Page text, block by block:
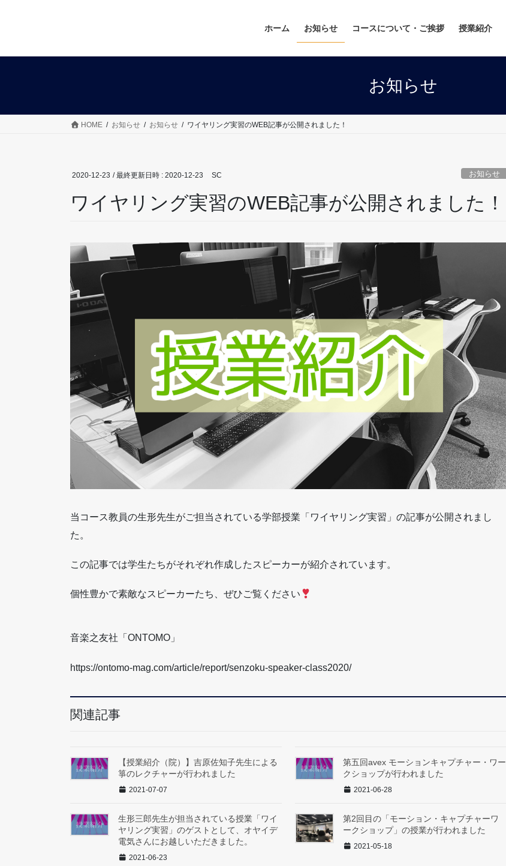
ホーム お知らせ コースについて・ご挨拶 授業紹介
お知らせ
HOME お知らせ お知らせ ワイヤリング実習のWEB記事が公開されました！
2020-12-23 / 最終更新日時 : 2020-12-23 SC お知らせ
ワイヤリング実習のWEB記事が公開されました！
当コース教員の生形先生がご担当されている学部授業「ワイヤリング実習」の記事が公開されまし
た。
この記事では学生たちがそれぞれ作成したスピーカーが紹介されています。
個性豊かで素敵なスピーカーたち、ぜひご覧ください
音楽之友社「ONTOMO」
https://ontomo-mag.com/article/report/senzoku-speaker-class2020/
関連記事
【授業紹介（院）】吉原佐知子先生による
箏のレクチャーが行われました
2021-07-07
第五回avex モーションキャプチャー・ワー
クショップが行われました
2021-06-28
生形三郎先生が担当されている授業「ワイ
ヤリング実習」のゲストとして、オヤイデ
電気さんにお越しいただきました。
2021-06-23
第2回目の「モーション・キャプチャーワ
ークショップ」の授業が行われました
2021-05-18